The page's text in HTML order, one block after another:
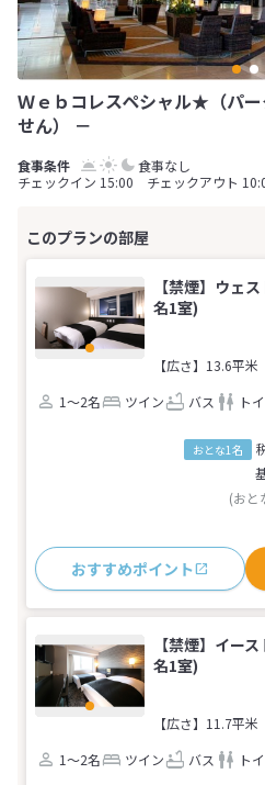
Ｗｅｂコレスペシャル★（パ
せん） －
食事なし
チェックイン 15:00 チェックアウト
【禁煙】ウェ
名1室)
【広さ】13.6平米
1～2名
ツイン バス ト
おとな1名
(おと
おすすめポイント
【禁煙】イー
名1室)
【広さ】11.7平米
1～2名
ツイン バス ト